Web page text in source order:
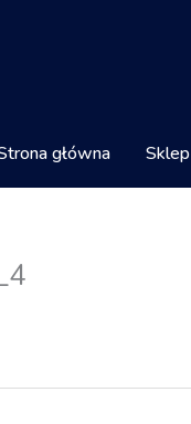
główna Sklep